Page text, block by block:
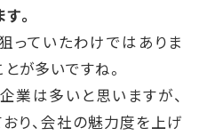
。
っていたわけではありま
が多いですね。
業は多いと思いますが、
り、会社の魅力度を上げ